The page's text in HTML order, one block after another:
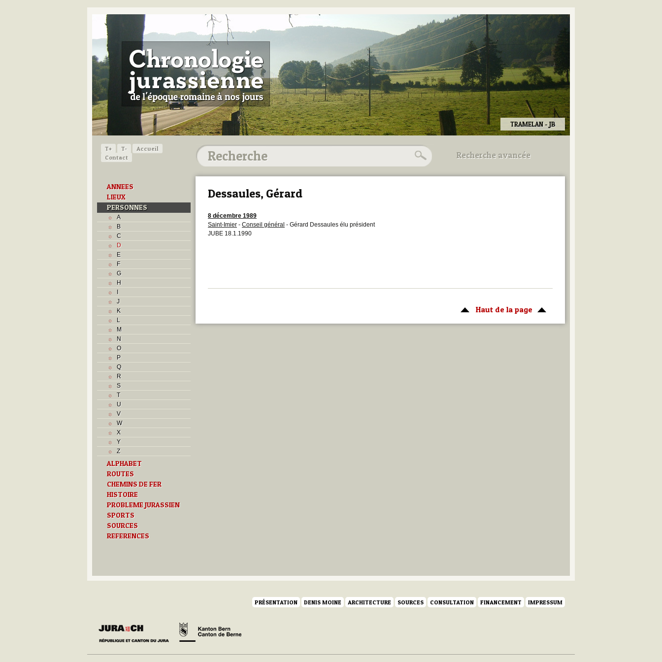
TRAMELAN - JB
T+ T-
Accueil
Contact
ANNEES
LIEUX
PERSONNES
A
B
C
D
E
F
G
H
I
J
K
L
M
N
O
P
Q
R
S
T
U
V
W
X
Y
Z
ALPHABET
ROUTES
CHEMINS DE FER
HISTOIRE
PROBLEME JURASSIEN
SPORTS
SOURCES
REFERENCES
Recherche avancée
Utilisez les champs ci-dessous
Dessaules, Gérard
8 décembre 1989
Saint-Imier - Conseil général - Gérard Dessaules élu président
JUBE 18.1.1990
Haut de la page
PRÉSENTATION DENIS MOINE ARCHITECTURE SOURCES CONSULTATION FINANCEMENT IMPRESSUM